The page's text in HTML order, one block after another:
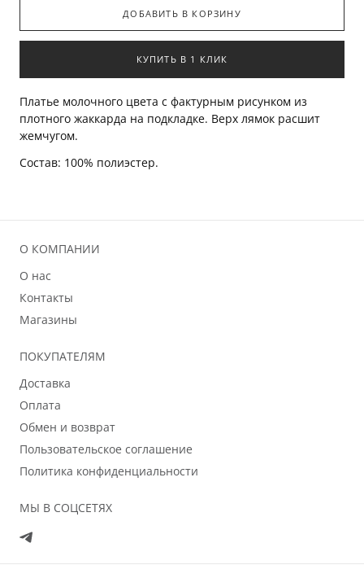
ДОБАВИТЬ В КОРЗИНУ
КУПИТЬ В 1 КЛИК
Платье молочного цвета с фактурным рисунком из
плотного жаккарда на подкладке. Верх лямок расшит
жемчугом.
Состав: 100% полиэстер.
О КОМПАНИИ
О нас
Контакты
Магазины
ПОКУПАТЕЛЯМ
Доставка
Оплата
Обмен и возврат
Пользовательское соглашение
Политика конфиденциальности
МЫ В СОЦСЕТЯХ